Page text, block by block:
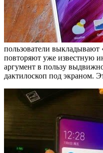
пользователи
повторяют уже известную
аргумент в пользу
дактилоскоп под экраном.